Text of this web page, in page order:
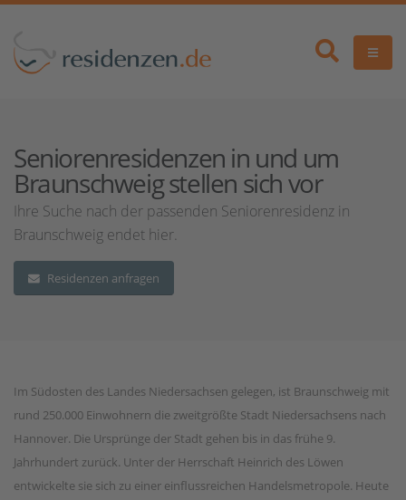
Seniorenresidenzen in und um
Braunschweig stellen sich vor
Ihre Suche nach der passenden Seniorenresidenz in
Braunschweig endet hier.
Residenzen anfragen
Im Südosten des Landes Niedersachsen gelegen, ist Braunschweig mit
rund 250.000 Einwohnern die zweitgrößte Stadt Niedersachsens nach
Hannover. Die Ursprünge der Stadt gehen bis in das frühe 9.
Jahrhundert zurück. Unter der Herrschaft Heinrich des Löwen
entwickelte sie sich zu einer einflussreichen Handelsmetropole. Heute